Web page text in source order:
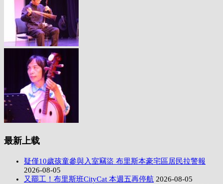
最新上载
疑僅10歲孩童參與入室竊盜 布里斯本豪宅區居民拉警報
2026-08-05
又罷工！布里斯班CityCat 本週五再停航 2026-08-05